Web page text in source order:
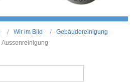
Wir im Bild
Gebäudereinigung
Aussenreinigung